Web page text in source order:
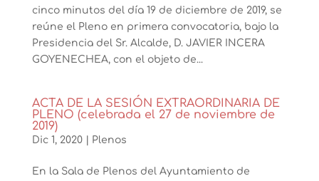
cinco minutos del día 19 de diciembre de 2019, se
reúne el Pleno en primera convocatoria, bajo la
Presidencia del Sr. Alcalde, D. JAVIER INCERA
GOYENECHEA, con el objeto de...
ACTA DE LA SESIÓN EXTRAORDINARIA DE
PLENO (celebrada el 27 de noviembre de
2019)
Dic 1, 2020| Plenos
En la Sala de Plenos del Ayuntamiento de